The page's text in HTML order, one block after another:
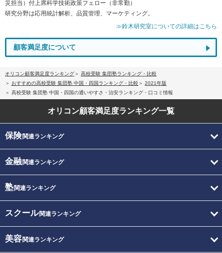
災担当）付上席科学技術政策フェロー（非常勤）
研究分野は応用統計解析、品質管理、マーケティング。
≫鈴木研究室についての詳細はこちら
顧客満足度について
オリコン顧客満足度ランキング
高校受験 集団塾ランキング・比較
おすすめの高校受験 集団塾 中国・四国ランキング・比較
2021年版
高校受験 集団塾 中国・四国の通いやすさ・治安ランキング・口コミ情報
オリコン顧客満足度ランキング一覧
保険関連ランキング
金融関連ランキング
塾関連ランキング
スクール関連ランキング
美容関連ランキング